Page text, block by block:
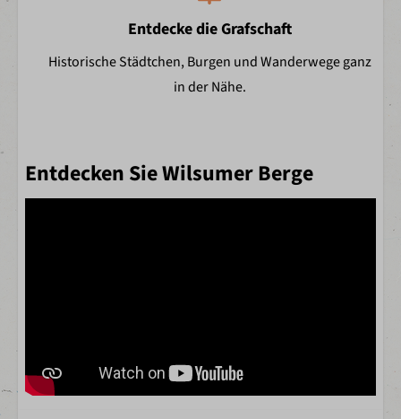
Entdecke die Grafschaft
Historische Städtchen, Burgen und Wanderwege ganz
in der Nähe.
Entdecken Sie Wilsumer Berge